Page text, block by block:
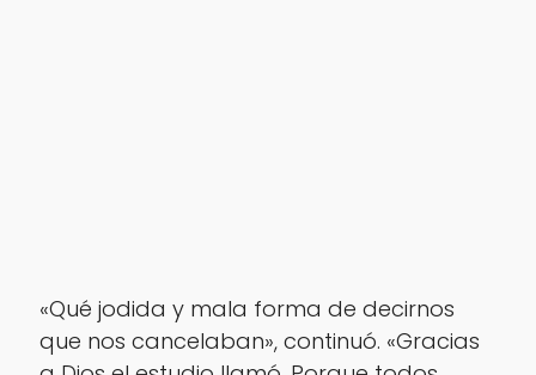
«Qué jodida y mala forma de decirnos
que nos cancelaban», continuó. «Gracias